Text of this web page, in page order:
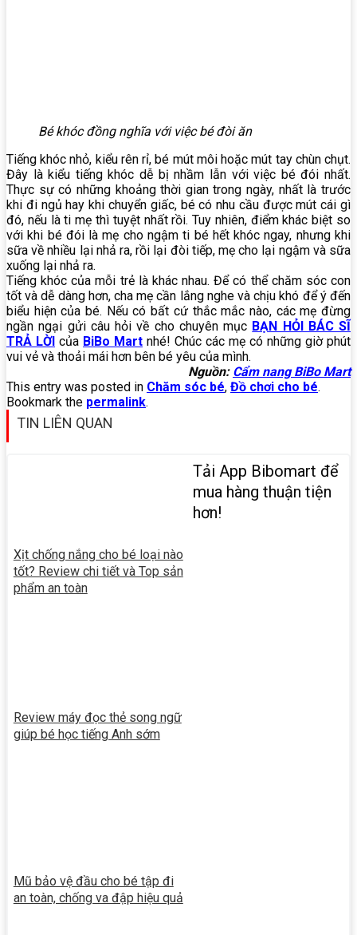
Bé khóc đồng nghĩa với việc bé đòi ăn
Tiếng khóc nhỏ, kiểu rên rỉ, bé mút môi hoặc mút tay chùn chụt.
Đây là kiểu tiếng khóc dễ bị nhầm lẫn với việc bé đói nhất.
Thực sự có những khoảng thời gian trong ngày, nhất là trước
khi đi ngủ hay khi chuyển giấc, bé có nhu cầu được mút cái gì
đó, nếu là ti mẹ thì tuyệt nhất rồi. Tuy nhiên, điểm khác biệt so
với khi bé đói là mẹ cho ngậm ti bé hết khóc ngay, nhưng khi
sữa về nhiều lại nhả ra, rồi lại đòi tiếp, mẹ cho lại ngậm và sữa
xuống lại nhả ra.
Tiếng khóc của mỗi trẻ là khác nhau. Để có thể chăm sóc con
tốt và dễ dàng hơn, cha mẹ cần lắng nghe và chịu khó để ý đến
biểu hiện của bé. Nếu có bất cứ thắc mắc nào, các mẹ đừng
ngần ngại gửi câu hỏi về cho chuyên mục BẠN HỎI BÁC SĨ
TRẢ LỜI của BiBo Mart nhé! Chúc các mẹ có những giờ phút
vui vẻ và thoải mái hơn bên bé yêu của mình.
Nguồn: Cẩm nang BiBo Mart
This entry was posted in Chăm sóc bé, Đồ chơi cho bé.
Bookmark the permalink.
TIN LIÊN QUAN
Xịt chống nắng cho bé loại nào
tốt? Review chi tiết và Top sản
phẩm an toàn
Review máy đọc thẻ song ngữ
giúp bé học tiếng Anh sớm
Mũ bảo vệ đầu cho bé tập đi
an toàn, chống va đập hiệu quả
Tải App Bibomart để
mua hàng thuận tiện
hơn!